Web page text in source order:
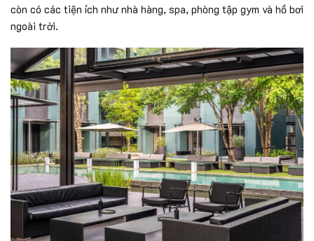
còn có các tiện ích như nhà hàng, spa, phòng tập gym và hồ bơi
ngoài trời.